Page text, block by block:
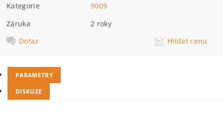
Kategorie
9009
Záruka
2 roky
Dotaz
Hlídat cenu
PARAMETRY
DISKUZE